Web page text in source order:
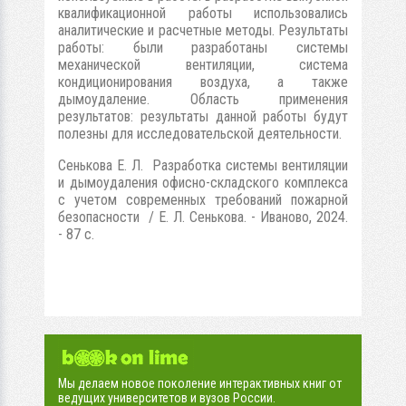
квалификационной работы использовались
аналитические и расчетные методы. Результаты
работы: были разработаны системы
механической вентиляции, система
кондиционирования воздуха, а также
дымоудаление. Область применения
результатов: результаты данной работы будут
полезны для исследовательской деятельности.
Сенькова Е. Л. Разработка системы вентиляции
и дымоудаления офисно-складского комплекса
с учетом современных требований пожарной
безопасности / Е. Л. Сенькова. - Иваново, 2024.
- 87 с.
Мы делаем новое поколение интерактивных книг от
ведущих университетов и вузов России.